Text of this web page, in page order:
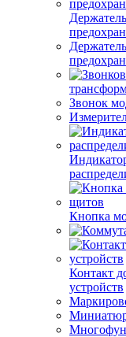
Звонок
Кнопка
Контакт
устройств